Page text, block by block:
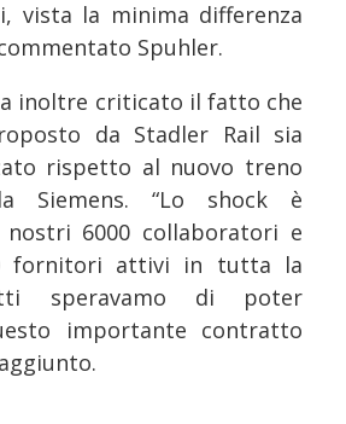
vista la minima differenza
Spuhler.
inoltre criticato il fatto che
da Stadler Rail sia
rispetto al nuovo treno
Siemens. “Lo shock è
6000 collaboratori e
fornitori attivi in tutta la
speravamo di poter
importante contratto